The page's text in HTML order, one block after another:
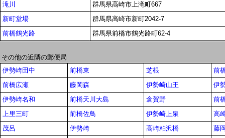
滝川
群馬県高崎市上滝町667
新町堂場
群馬県高崎市新町2042-7
前橋鶴光路
群馬県前橋市鶴光路町62-4
その他の近隣の郵便局
伊勢崎田中
前橋東 芝根
前
前橋広瀬
藤岡森 伊勢崎山王
伊
伊勢崎名和
前橋天川大島 倉賀野
前
上里三町
前橋佐鳥 伊勢崎上泉
高
茂呂
伊勢崎 高崎粕沢橋
藤